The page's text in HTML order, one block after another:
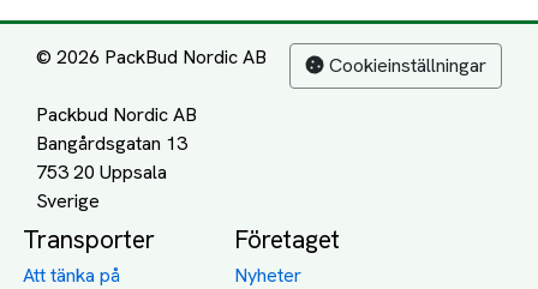
© 2026 PackBud Nordic AB
Packbud Nordic AB
Bangårdsgatan 13
753 20 Uppsala
Cookieinställningar
Transporter
Att tänka på
Företaget
Nyheter